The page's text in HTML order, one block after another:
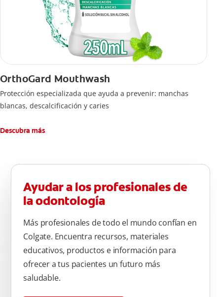
OrthoGard Mouthwash
Protección especializada que ayuda a prevenir: manchas
blancas, descalcificación y caries
Descubra más
Ayudar a los profesionales de
la odontología
Más profesionales de todo el mundo confían en
Colgate. Encuentra recursos, materiales
educativos, productos e información para
ofrecer a tus pacientes un futuro más
saludable.